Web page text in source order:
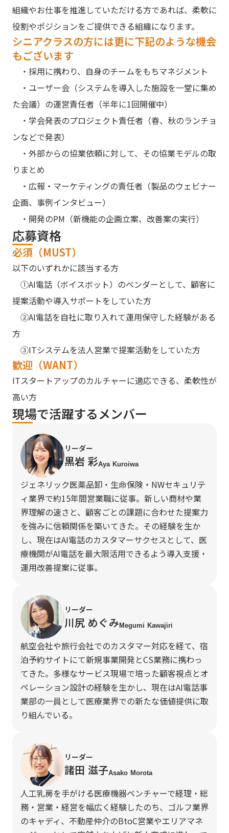
組織やお仕事を推進していただける方であれば、柔軟に
役割やポジションをご提供できる組織になります。
シニアクラスの方には更に下記のような機会
もございます
・採用に携わり、自身のチームをもちマネジメント
・ユーザー会（システムを導入した施設を一堂に集め
た会議）の運営責任者（半年に1回開催中）
・学会発表のプロジェクト責任者（春、秋のランチョ
ンなどで発表）
・外部からの協業依頼に対して、その協業モデルの取
りまとめ
・広報・マーケティングの責任者（製品のウェビナー
企画、事例インタビュー）
・開発のPM（新機能の企画立案、改善案の実行）
応募資格
必須（MUST）
以下のいずれかに該当する方
①AI電話（ボイスボット）のベンダーとして、顧客に
提案活動や導入サポートをしていた方
②AI電話を自社に取り入れて運用保守した経験がある
方
③ITシステムを法人営業で提案活動をしていた方
歓迎（WANT）
ITスタートアップのカルチャーに適応できる、柔軟性が
高い方
現場で活躍するメンバー
リーダー
黒岩 彩Aya Kuroiwa
ジェネリック医薬品卸・生命保険・NWセキュリテ
ィ業界で約15年間営業職に従事。新しい商材や業
界理解の速さと、顧客ごとの課題に合わせた提案力
を強みに信頼関係を築いてきた。その経験を生か
し、現在はAI電話のカスタマーサクセスとして、医
療機関がAI電話を最大限活用できるよう導入支援・
運用改善提案に従事。
リーダー
川尻 めぐみMegumi Kawajiri
航空会社や旅行会社でのカスタマー対応を経て、宿
泊予約サイトにて新規事業開発とCS業務に携わっ
てきた。多様なサービス現場で培った顧客視点とオ
ペレーション設計の経験を生かし、現在はAI電話事
業部の一員として医療業界での新たな価値提供に取
り組んでいる。
リーダー
諸田 滋子Asako Morota
人工乳房を手がける医療機器ベンチャーで経理・総
務・営業・経営を幅広く経験したのち、ゴルフ業界
のキャディ、不動産仲介のBtoC営業やエリアマネ